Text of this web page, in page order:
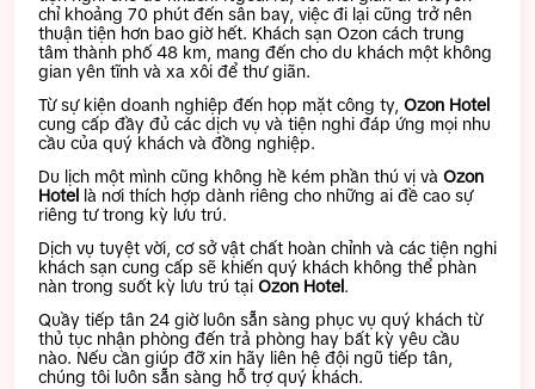
chỉ khoảng 70 phút đến sân bay, việc đi lại cũng trở nên
thuận tiện hơn bao giờ hết. Khách sạn Ozon cách trung
tâm thành phố 48 km, mang đến cho du khách một không
gian yên tĩnh và xa xôi để thư giãn.
Từ sự kiện doanh nghiệp đến họp mặt công ty, Ozon Hotel
cung cấp đầy đủ các dịch vụ và tiện nghi đáp ứng mọi nhu
cầu của quý khách và đồng nghiệp.
Du lịch một mình cũng không hề kém phần thú vị và Ozon
Hotel
là nơi thích hợp dành riêng cho những ai đề cao sự
riêng tư trong kỳ lưu trú.
Dịch vụ tuyệt vời, cơ sở vật chất hoàn chỉnh và các tiện nghi
khách sạn cung cấp sẽ khiến quý khách không thể phàn
nàn trong suốt kỳ lưu trú tại Ozon Hotel .
Quầy tiếp tân 24 giờ luôn sẵn sàng phục vụ quý khách từ
thủ tục nhận phòng đến trả phòng hay bất kỳ yêu cầu
nào. Nếu cần giúp đỡ xin hãy liên hệ đội ngũ tiếp tân,
chúng tôi luôn sẵn sàng hỗ trợ quý khách.